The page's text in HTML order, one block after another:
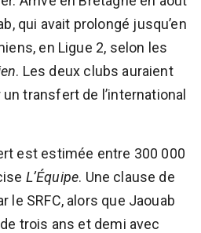
qui avait prolongé jusqu’en
en Ligue 2, selon les
. Les deux clubs auraient
transfert de l’international
est estimée entre 300 000
L’Équipe. Une clause de
le SRFC, alors que Jaouab
trois ans et demi avec